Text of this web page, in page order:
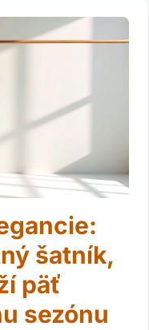
šatník,
päť
sezónu